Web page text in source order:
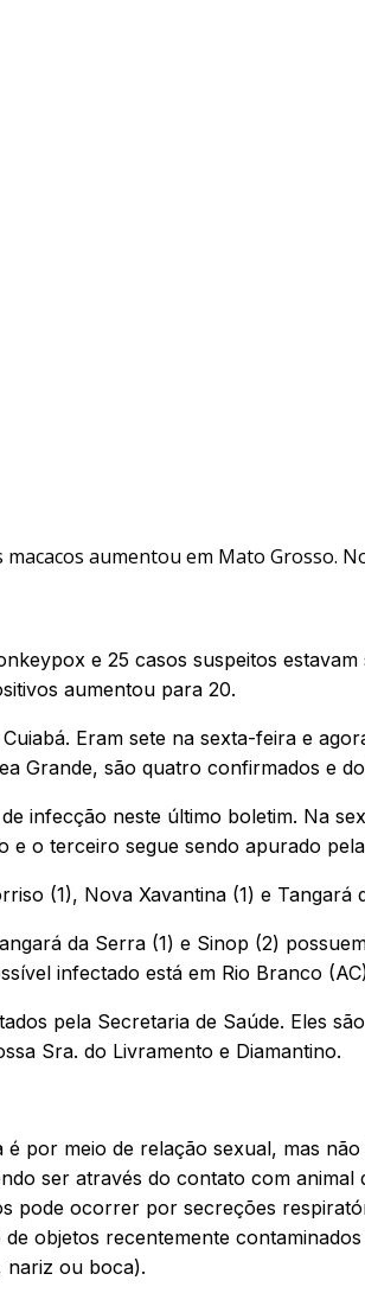
aumentou em Mato Grosso.
e 25 casos suspeitos
aumentou para 20.
Eram sete na sexta-feira e
Grande, são quatro confirmados e
infecção neste último boletim. Na
o terceiro segue sendo apurado
(1), Nova Xavantina (1) e Tangará
da Serra (1) e Sinop (2)
infectado está em Rio Branco
pela Secretaria de Saúde. Eles
Sra. do Livramento e Diamantino.
por meio de relação sexual, mas
ser através do contato com animal
pode ocorrer por secreções
objetos recentemente
nariz ou boca).